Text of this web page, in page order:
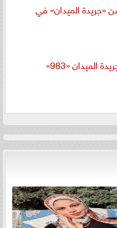
«جريدة الميدان» في
الميدان «983»